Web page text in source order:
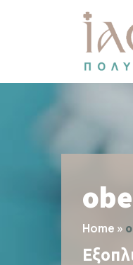
Home »